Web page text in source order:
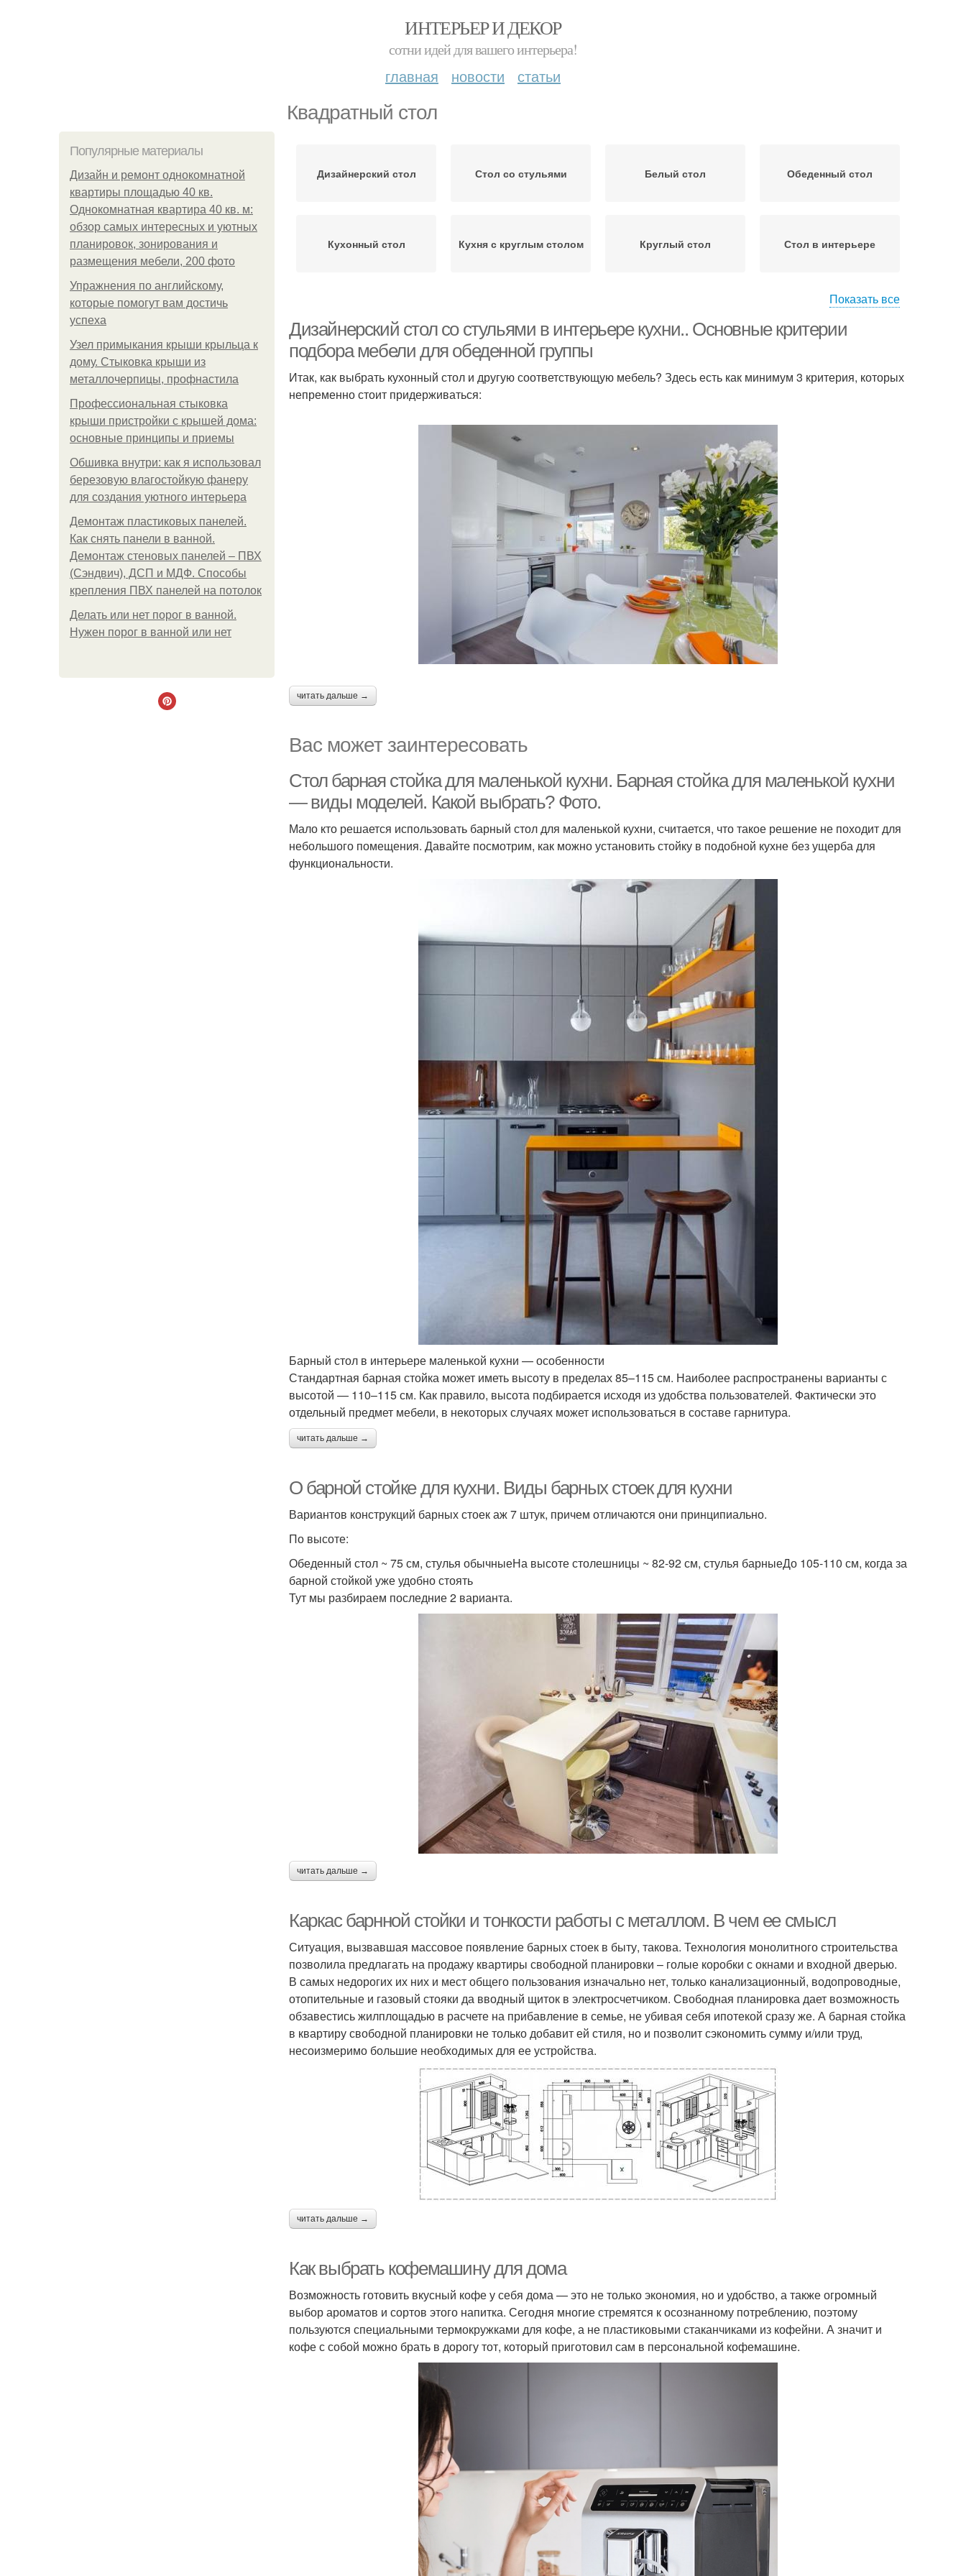
ИНТЕРЬЕР И ДЕКОР
сотни идей для вашего интерьера!
главная новости статьи
Квадратный стол
Популярные материалы
Дизайн и ремонт однокомнатной
квартиры площадью 40 кв.
Однокомнатная квартира 40 кв. м:
обзор самых интересных и уютных
планировок, зонирования и
размещения мебели, 200 фото
Упражнения по английскому,
которые помогут вам достичь
успеха
Узел примыкания крыши крыльца к
дому. Стыковка крыши из
металлочерпицы, профнастила
Профессиональная стыковка
крыши пристройки с крышей дома:
основные принципы и приемы
Обшивка внутри: как я использовал
березовую влагостойкую фанеру
для создания уютного интерьера
Демонтаж пластиковых панелей.
Как снять панели в ванной.
Демонтаж стеновых панелей – ПВХ
(Сэндвич), ДСП и МДФ. Способы
крепления ПВХ панелей на потолок
Делать или нет порог в ванной.
Нужен порог в ванной или нет
Дизайнерский стол Стол со стульями Белый стол Обеденный стол
Кухонный стол Кухня с круглым столом Круглый стол Стол в интерьере
Стол на кухню Прямоугольный стол Овальный стол Треугольный стол
Материал для стола Деревянный стол
Показать все
Дизайнерский стол со стульями в интерьере кухни.. Основные критерии
подбора мебели для обеденной группы
Итак, как выбрать кухонный стол и другую соответствующую мебель? Здесь есть как минимум 3 критерия, которых
непременно стоит придерживаться:
читать дальше →
Вас может заинтересовать
Стол барная стойка для маленькой кухни. Барная стойка для маленькой кухни
— виды моделей. Какой выбрать? Фото.
Мало кто решается использовать барный стол для маленькой кухни, считается, что такое решение не походит для
небольшого помещения. Давайте посмотрим, как можно установить стойку в подобной кухне без ущерба для
функциональности.
Барный стол в интерьере маленькой кухни — особенности
Стандартная барная стойка может иметь высоту в пределах 85–115 см. Наиболее распространены варианты с
высотой — 110–115 см. Как правило, высота подбирается исходя из удобства пользователей. Фактически это
отдельный предмет мебели, в некоторых случаях может использоваться в составе гарнитура.
читать дальше →
О барной стойке для кухни. Виды барных стоек для кухни
Вариантов конструкций барных стоек аж 7 штук, причем отличаются они принципиально.
По высоте:
Обеденный стол ~ 75 см, стулья обычныеНа высоте столешницы ~ 82-92 см, стулья барныеДо 105-110 см, когда за
барной стойкой уже удобно стоять
Тут мы разбираем последние 2 варианта.
читать дальше →
Каркас барнной стойки и тонкости работы с металлом. В чем ее смысл
Ситуация, вызвавшая массовое появление барных стоек в быту, такова. Технология монолитного строительства
позволила предлагать на продажу квартиры свободной планировки – голые коробки с окнами и входной дверью.
В самых недорогих их них и мест общего пользования изначально нет, только канализационный, водопроводные,
отопительные и газовый стояки да вводный щиток в электросчетчиком. Свободная планировка дает возможность
обзавестись жилплощадью в расчете на прибавление в семье, не убивая себя ипотекой сразу же. А барная стойка
в квартиру свободной планировки не только добавит ей стиля, но и позволит сэкономить сумму и/или труд,
несоизмеримо большие необходимых для ее устройства.
читать дальше →
Как выбрать кофемашину для дома
Возможность готовить вкусный кофе у себя дома — это не только экономия, но и удобство, а также огромный
выбор ароматов и сортов этого напитка. Сегодня многие стремятся к осознанному потреблению, поэтому
пользуются специальными термокружками для кофе, а не пластиковыми стаканчиками из кофейни. А значит и
кофе с собой можно брать в дорогу тот, который приготовил сам в персональной кофемашине.